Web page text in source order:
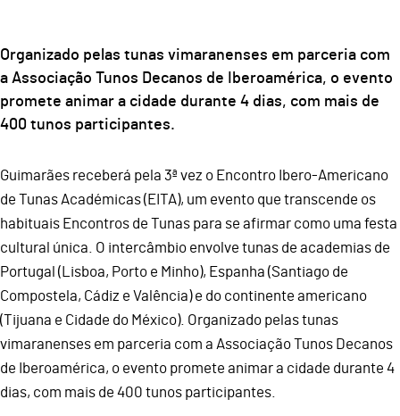
Organizado pelas tunas vimaranenses em parceria com
a Associação Tunos Decanos de Iberoamérica, o evento
promete animar a cidade durante 4 dias, com mais de
400 tunos participantes.
Guimarães receberá pela 3ª vez o Encontro Ibero-Americano
de Tunas Académicas (EITA), um evento que transcende os
habituais Encontros de Tunas para se afirmar como uma festa
cultural única. O intercâmbio envolve tunas de academias de
Portugal (Lisboa, Porto e Minho), Espanha (Santiago de
Compostela, Cádiz e Valência) e do continente americano
(Tijuana e Cidade do México). Organizado pelas tunas
vimaranenses em parceria com a Associação Tunos Decanos
de Iberoamérica, o evento promete animar a cidade durante 4
dias, com mais de 400 tunos participantes.